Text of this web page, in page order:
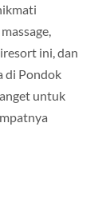
ini, dan
di Pondok
untuk